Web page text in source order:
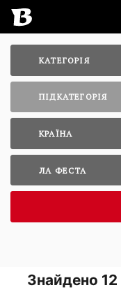
КАТЕГОРІЯ
ПІДКАТЕГОРІЯ
КРАЇНА
ЛА ФЕСТА
Знайдено 12